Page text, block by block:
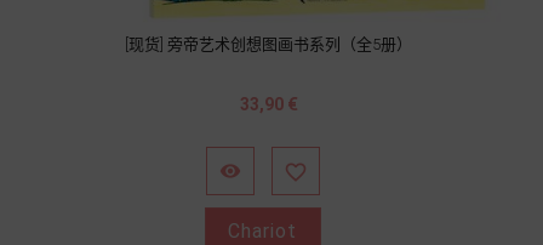
[现货] 旁帝艺术创想图画书系列（全5册）
Prix
33,90 €
 
Chariot